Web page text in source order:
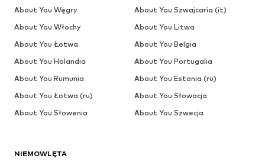
NIEMOWLĘTA
About You Węgry
About You Szwajcaria (it)
About You Włochy
About You Litwa
About You Łotwa
About You Belgia
About You Holandia
About You Portugalia
About You Rumunia
About You Estonia (ru)
About You Łotwa (ru)
About You Słowacja
About You Słowenia
About You Szwecja